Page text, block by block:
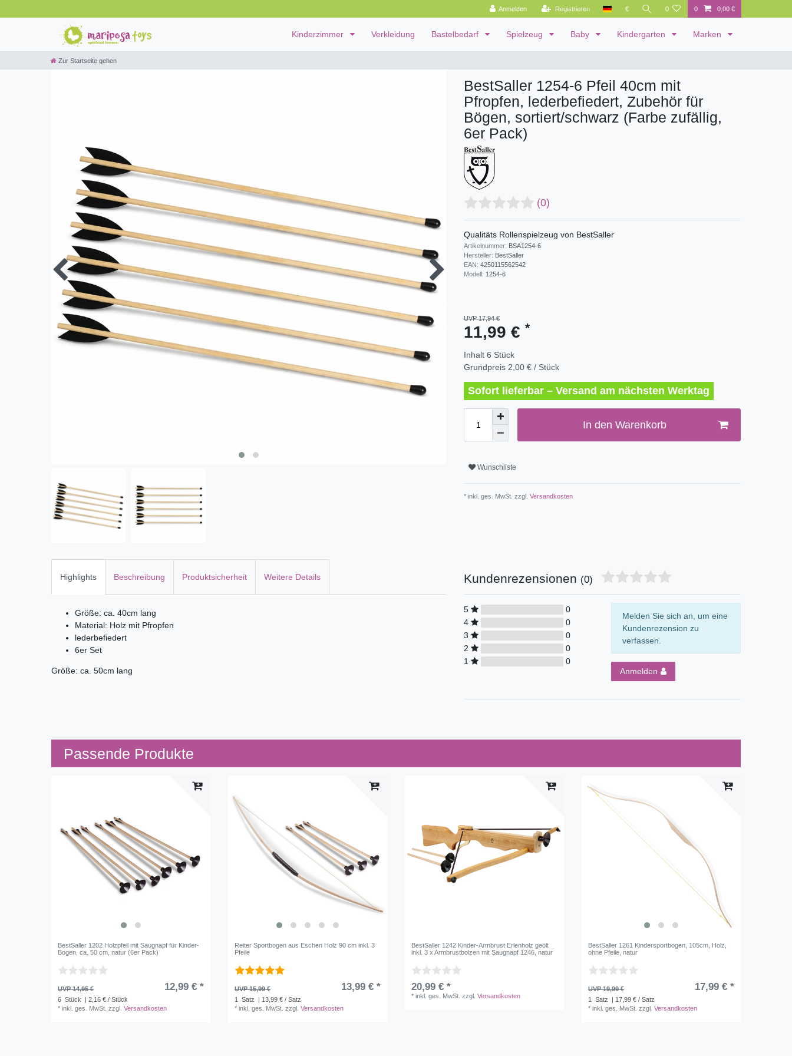
Anmelden Registrieren € 0 0 0,00 €
Kinderzimmer Verkleidung Bastelbedarf Spielzeug Baby Kindergarten Marken
Zur Startseite gehen
BestSaller 1254-6 Pfeil 40cm mit
Pfropfen, lederbefiedert, Zubehör für
Bögen, sortiert/schwarz (Farbe zufällig,
6er Pack)
(0)
Qualitäts Rollenspielzeug von BestSaller
Artikelnummer: BSA1254-6
Hersteller: BestSaller
EAN: 4250115562542
Modell: 1254-6
UVP 17,94 €
11,99 € *
Inhalt 6 Stück
Grundpreis 2,00 € / Stück
Sofort lieferbar – Versand am nächsten Werktag
In den Warenkorb
Wunschliste
* inkl. ges. MwSt. zzgl. Versandkosten
Highlights Beschreibung Produktsicherheit Weitere Details
Größe: ca. 40cm lang
Material: Holz mit Pfropfen
lederbefiedert
6er Set
Größe: ca. 50cm lang
Kundenrezensionen (0)
5
0
4
0
3
0
2
0
1
0
Melden Sie sich an, um eine
Kundenrezension zu
verfassen.
Anmelden
Passende Produkte
BestSaller 1202 Holzpfeil mit Saugnapf für Kinder-
Bogen, ca. 50 cm, natur (6er Pack)
UVP 14,95 € 12,99 € *
6 Stück
| 2,16 € / Stück
*inkl. ges. MwSt. zzgl.Versandkosten
Reiter Sportbogen aus Eschen Holz 90 cm inkl. 3
Pfeile
UVP 15,99 € 13,99 € *
1 Satz
| 13,99 € / Satz
*inkl. ges. MwSt. zzgl.Versandkosten
BestSaller 1242 Kinder-Armbrust Erlenholz geölt
inkl. 3 x Armbrustbolzen mit Saugnapf 1246, natur
20,99 € *
*inkl. ges. MwSt. zzgl.Versandkosten
BestSaller 1261 Kindersportbogen, 105cm, Holz,
ohne Pfeile, natur
UVP 19,99 € 17,99 € *
1 Satz
| 17,99 € / Satz
*inkl. ges. MwSt. zzgl.Versandkosten